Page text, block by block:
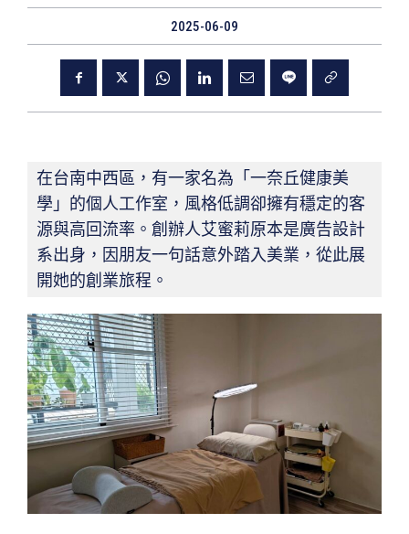
2025-06-09
在台南中西區，有一家名為「一奈丘健康美
學」的個人工作室，風格低調卻擁有穩定的客
源與高回流率。創辦人艾蜜莉原本是廣告設計
系出身，因朋友一句話意外踏入美業，從此展
開她的創業旅程。